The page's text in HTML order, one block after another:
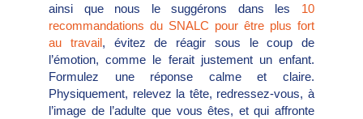
ainsi que nous le suggérons dans les 10
recommandations du SNALC pour être plus fort
au travail, évitez de réagir sous le coup de
l’émotion, comme le ferait justement un enfant.
Formulez une réponse calme et claire.
Physiquement, relevez la tête, redressez-vous, à
l’image de l’adulte que vous êtes, et qui affronte